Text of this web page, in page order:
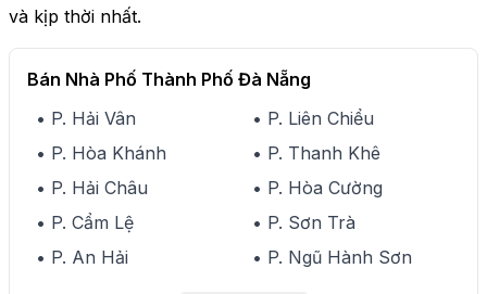
và kịp thời nhất.
Bán Nhà Phố Thành Phố Đà Nẵng
• P. Hải Vân
• P. Liên Chiểu
• P. Hòa Khánh
• P. Thanh Khê
• P. Hải Châu
• P. Hòa Cường
• P. Cẩm Lệ
• P. Sơn Trà
• P. An Hải
• P. Ngũ Hành Sơn